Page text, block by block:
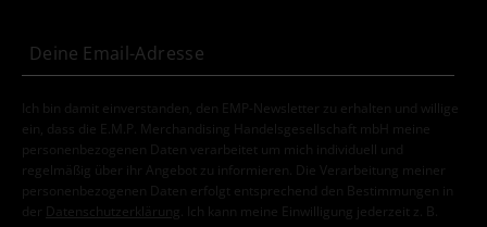
Ich bin damit einverstanden, den EMP-Newsletter zu erhalten und willige
ein, dass die E.M.P. Merchandising Handelsgesellschaft mbH meine
personenbezogenen Daten verarbeitet um mich individuell und
regelmäßig über ihr Angebot zu informieren. Die Verarbeitung meiner
personenbezogenen Daten erfolgt entsprechend den Bestimmungen in
der
Datenschutzerklärung
. Ich kann meine Einwilligung jederzeit z. B.